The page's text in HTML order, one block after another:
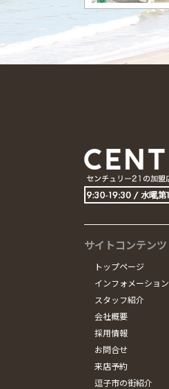
サイトコンテンツ
トップページ
インフォメーション
スタッフ紹介
会社概要
採用情報
お問合せ
来店予約
逗子市の街紹介